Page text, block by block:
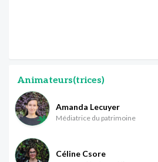
Animateurs(trices)
Amanda Lecuyer
Médiatrice du patrimoine
Céline Csore